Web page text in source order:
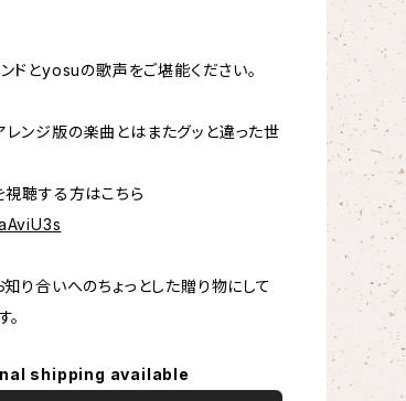
ドとyosuの歌声をご堪能ください。
ンジ版の楽曲とはまたグッと違った世
聴する方はこちら
知り合いへのちょっとした贈り物にして
shipping available